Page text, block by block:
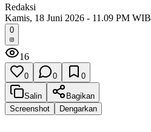
Redaksi
Kamis, 18 Juni 2026 - 11.09 PM WIB
0
16
0 0 0
Salin
Bagikan
Screenshot
Dengarkan